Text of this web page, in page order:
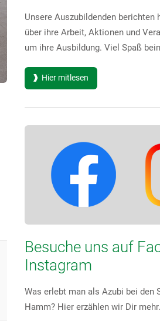
Unsere Auszubildenden berichten
über ihre Arbeit, Aktionen und
um ihre Ausbildung. Viel Spaß
Hier mitlesen
Besuche uns auf
Instagram
Was erlebt man als Azubi bei den
Hamm? Hier erzählen wir Dir mehr.